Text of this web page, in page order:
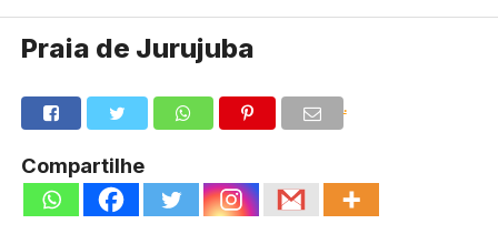
Praia de Jurujuba
.
Compartilhe